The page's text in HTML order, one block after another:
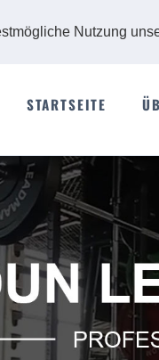
Nutzung
STARTSEITE